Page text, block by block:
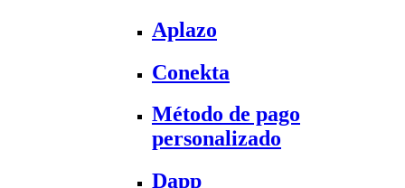
Aplazo
Conekta
Método de pago
personalizado
Dapp